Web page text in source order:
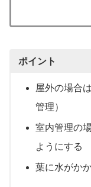
ポイント
屋外の場合
管理）
室内管理の
ようにする
葉に水がか